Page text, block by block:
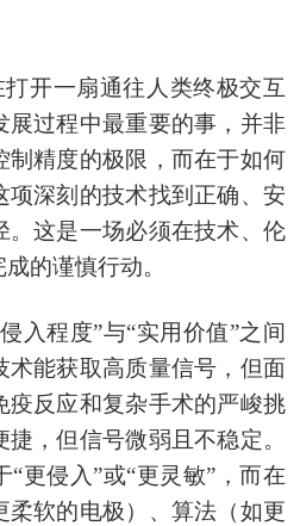
开一扇通往人类终极交互
展过程中最重要的事，并非
制精度的极限，而在于如何
项深刻的技术找到正确、安
。这是一场必须在技术、伦
的谨慎行动。
入程度”与“实用价值”之间
术能获取高质量信号，但面
疫反应和复杂手术的严峻挑
，但信号微弱且不稳定。
更侵入”或“更灵敏”，而在
柔软的电极）、算法（如更